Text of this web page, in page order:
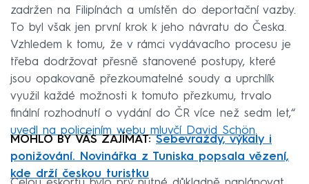
zadržen na Filipínách a umístěn do deportační vazby.
To byl však jen první krok k jeho návratu do Česka.
Vzhledem k tomu, že v rámci vydávacího procesu je
třeba dodržovat přesně stanovené postupy, které
jsou opakovaně přezkoumatelné soudy a uprchlík
využil každé možnosti k tomuto přezkumu, trvalo
finální rozhodnutí o vydání do ČR více než sedm let,“
uvedl na policejním webu mluvčí David Schön.
MOHLO BY VÁS ZAJÍMAT: Sebevraždy, výkaly i
ponižování. Novinářka z Tuniska popsala vězení,
kde drží českou turistku